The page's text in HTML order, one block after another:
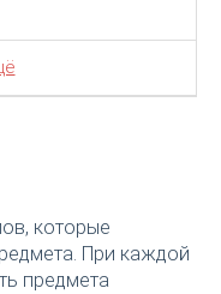
которые
При каждой
предмета